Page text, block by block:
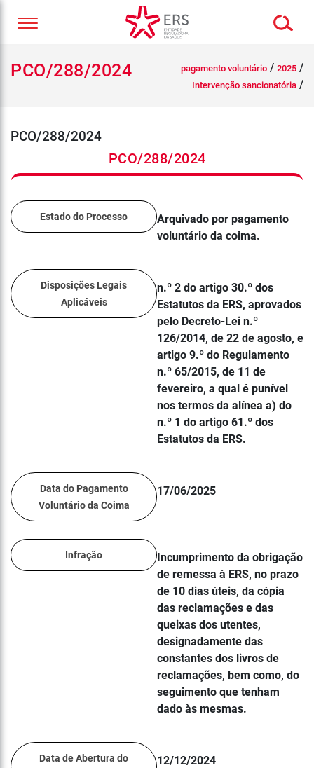
PCO/288/2024 pagamento voluntário / 2025 /
Intervenção sancionatória /
PCO/288/2024
PCO/288/2024
Estado do Processo
Arquivado por pagamento
voluntário da coima.
Disposições Legais
Aplicáveis
n.º 2 do artigo 30.º dos
Estatutos da ERS, aprovados
pelo Decreto-Lei n.º
126/2014, de 22 de agosto, e
artigo 9.º do Regulamento
n.º 65/2015, de 11 de
fevereiro, a qual é punível
nos termos da alínea a) do
n.º 1 do artigo 61.º dos
Estatutos da ERS.
Data do Pagamento
Voluntário da Coima
17/06/2025
Infração
Incumprimento da obrigação
de remessa à ERS, no prazo
de 10 dias úteis, da cópia
das reclamações e das
queixas dos utentes,
designadamente das
constantes dos livros de
reclamações, bem como, do
seguimento que tenham
dado às mesmas.
Data de Abertura do
12/12/2024